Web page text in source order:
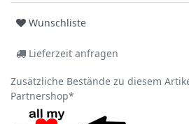
Wunschliste
Lieferzeit anfragen
Zusätzliche Bestände zu diesem
Partnershop*